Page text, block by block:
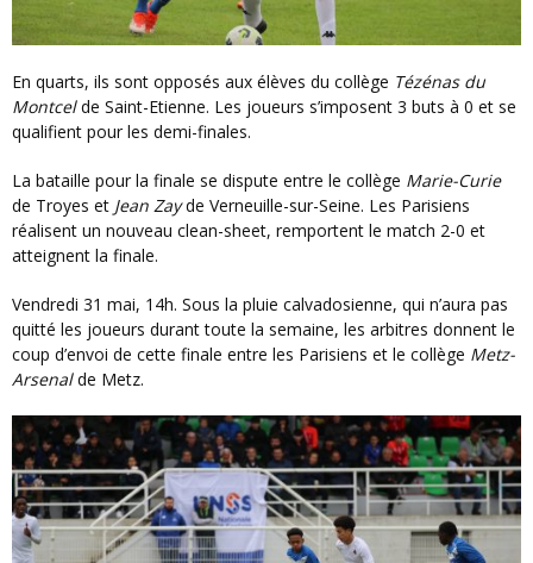
En quarts, ils sont opposés aux élèves du collège Tézénas du
Montcelde Saint-Etienne. Les joueurs s’imposent 3 buts à 0 et se
qualifient pour les demi-finales.
La bataille pour la finale se dispute entre le collège Marie-Curie
de Troyes et Jean Zayde Verneuille-sur-Seine. Les Parisiens
réalisent un nouveau clean-sheet, remportent le match 2-0 et
atteignent la finale.
Vendredi 31 mai, 14h. Sous la pluie calvadosienne, qui n’aura pas
quitté les joueurs durant toute la semaine, les arbitres donnent le
coup d’envoi de cette finale entre les Parisiens et le collège Metz-
Arsenalde Metz.